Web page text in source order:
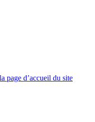
page d’accueil du site